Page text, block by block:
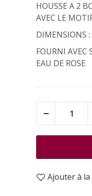
HOUSSE A 2
AVEC LE
DIMENSIONS :
FOURNI AVEC
EAU DE ROSE
Ajouter à